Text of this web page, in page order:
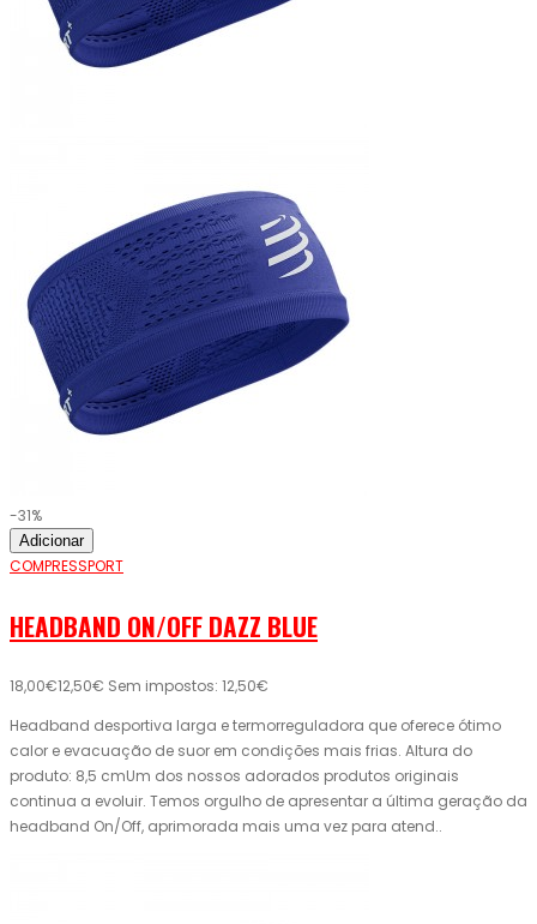
-31%
Adicionar
COMPRESSPORT
HEADBAND ON/OFF DAZZ BLUE
18,00€12,50€ Sem impostos: 12,50€
Headband desportiva larga e termorreguladora que oferece ótimo
calor e evacuação de suor em condições mais frias. Altura do
produto: 8,5 cmUm dos nossos adorados produtos originais
continua a evoluir. Temos orgulho de apresentar a última geração da
headband On/Off, aprimorada mais uma vez para atend..